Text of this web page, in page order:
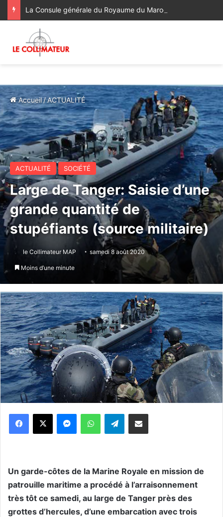
Accueil/ACTUALITÉ
ACTUALITÉ SOCIÉTÉ
Large de Tanger: Saisie d’une
grande quantité de
stupéfiants (source militaire)
le Collimateur MAP samedi 8 août 2020
Moins d’une minute
WhatsApp Telegram
Un garde-côtes de la Marine Royale en mission de
patrouille maritime a procédé à l’arraisonnement
très tôt ce samedi, au large de Tanger près des
grottes d’hercules, d’une embarcation avec trois